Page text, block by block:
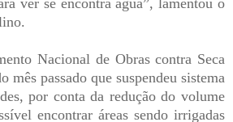
ver se encontra água”, lamentou o
Nacional de Obras contra Seca
mês passado que suspendeu sistema
por conta da redução do volume
encontrar áreas sendo irrigadas